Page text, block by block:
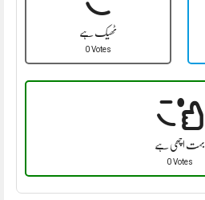
ٹھیک ہے
0 Votes
بہت اچھی ہے
0 Votes